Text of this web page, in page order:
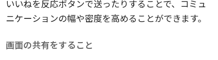
いいねを反応ボタンで送ったりすることで、コミュ
ニケーションの幅や密度を高めることができます。
画面の共有をすること